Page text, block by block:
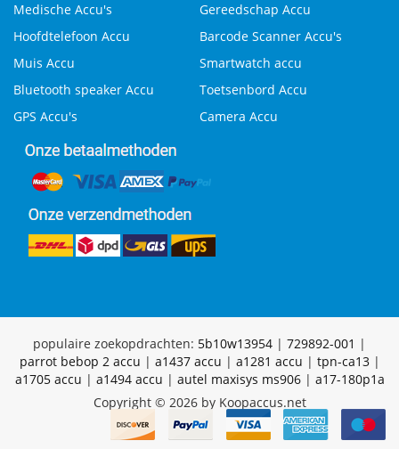
Medische Accu's
Gereedschap Accu
Hoofdtelefoon Accu
Barcode Scanner Accu's
Muis Accu
Smartwatch accu
Bluetooth speaker Accu
Toetsenbord Accu
GPS Accu's
Camera Accu
populaire zoekopdrachten: 5b10w13954 | 729892-001 |
parrot bebop 2 accu | a1437 accu | a1281 accu | tpn-ca13|
a1705 accu | a1494 accu | autel maxisys ms906| a17-180p1a
Copyright © 2026 by Koopaccus.net